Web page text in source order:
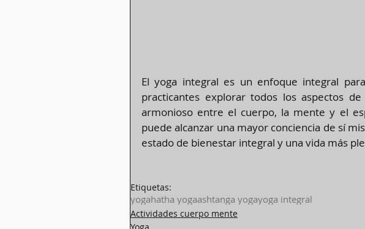
El yoga integral es un enfoque integral
practicantes explorar todos los aspectos
armonioso entre el cuerpo, la mente y el
puede alcanzar una mayor conciencia de sí
estado de bienestar integral y una vida más
Etiquetas:
yogahatha yogaashtanga yogayoga integral
Actividades cuerpo mente